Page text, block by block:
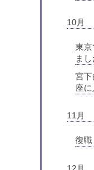
10月
東京
ま
宮下
座に
11月
復職